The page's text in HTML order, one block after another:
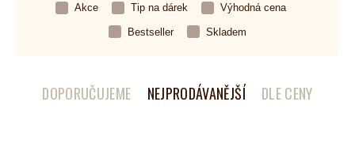
Akce Tip na dárek Výhodná cena
Bestseller Skladem
DOPORUČUJEME NEJPRODÁVANĚJŠÍ DLE CENY